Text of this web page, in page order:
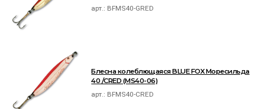
арт.: BFMS40-GRED
Блесна колеблющаяся BLUE FOX Моресильда
40 /CRED (MS40-06)
арт.: BFMS40-CRED